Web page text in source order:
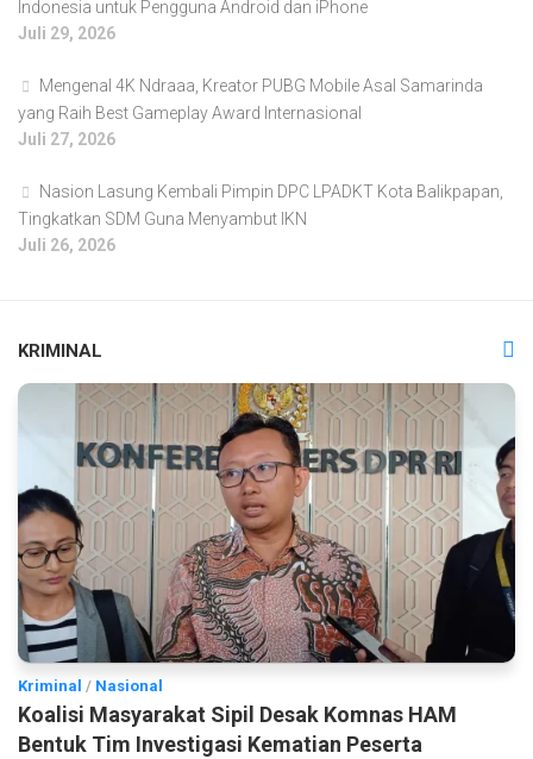
Indonesia untuk Pengguna Android dan iPhone
Juli 29, 2026
Mengenal 4K Ndraaa, Kreator PUBG Mobile Asal Samarinda
yang Raih Best Gameplay Award Internasional
Juli 27, 2026
Nasion Lasung Kembali Pimpin DPC LPADKT Kota Balikpapan,
Tingkatkan SDM Guna Menyambut IKN
Juli 26, 2026
KRIMINAL
Kriminal / Nasional
Koalisi Masyarakat Sipil Desak Komnas HAM
Bentuk Tim Investigasi Kematian Peserta